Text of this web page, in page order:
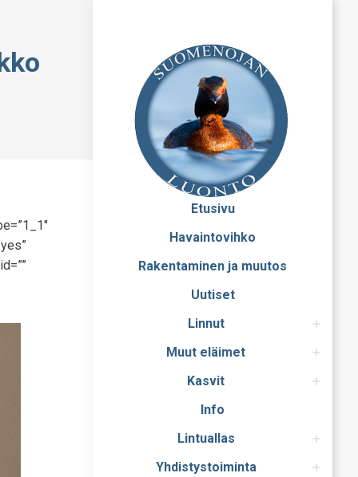
Etusivu
Havaintovihko
Rakentaminen ja muutos
Uutiset
Linnut
Muut eläimet
Kasvit
Info
Lintuallas
Yhdistystoiminta